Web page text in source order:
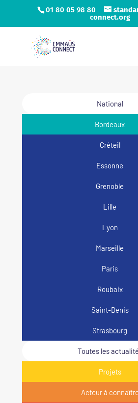
01 80 05 98 80
connect.org
National
Bordeaux
Créteil
Essonne
Grenoble
Lille
Lyon
Marseille
Paris
Roubaix
Saint-Denis
Strasbourg
Toutes les
Projets
Acteur à connaître